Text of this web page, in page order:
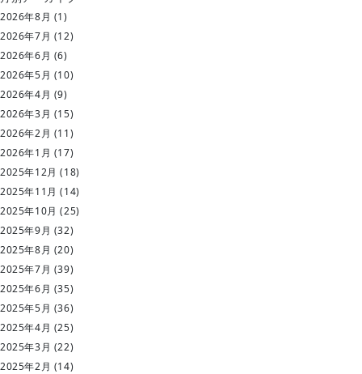
2026年8月 (1)
2026年7月 (12)
2026年6月 (6)
2026年5月 (10)
2026年4月 (9)
2026年3月 (15)
2026年2月 (11)
2026年1月 (17)
2025年12月 (18)
2025年11月 (14)
2025年10月 (25)
2025年9月 (32)
2025年8月 (20)
2025年7月 (39)
2025年6月 (35)
2025年5月 (36)
2025年4月 (25)
2025年3月 (22)
2025年2月 (14)